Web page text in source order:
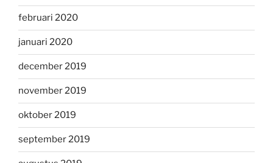
februari 2020
januari 2020
december 2019
november 2019
oktober 2019
september 2019